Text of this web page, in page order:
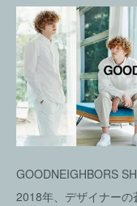
GOODNEIGHBORS
2018年、デザイナー